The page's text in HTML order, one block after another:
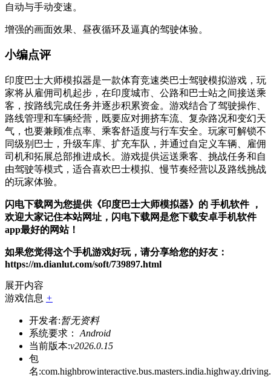
自动与手动变速。
增强的画面效果、昼夜循环及逼真的驾驶体验。
小编点评
印度巴士大师模拟器是一款体育竞速类巴士驾驶模拟游戏，玩
家将从雇佣司机起步，在印度城市、公路和巴士站之间接送乘
客，按路线完成任务并逐步积累资金。游戏结合了驾驶操作、
路线管理和车辆经营，既要应对拥挤车流、复杂路况和变幻天
气，也要兼顾准点率、乘客舒适度与行车安全。玩家可解锁不
同级别巴士，升级车库、扩充车队，并通过自定义车辆、雇佣
司机和拓展总部推进成长。游戏提供运送乘客、挑战任务和自
由驾驶等模式，适合喜欢巴士模拟、慢节奏经营以及路线挑战
的玩家体验。
闪电下载网为您提供《印度巴士大师模拟器》的 手机软件 ，
欢迎大家记住本站网址，闪电下载网是您下载安卓手机软件
app最好的网站！
如果您觉得这个手机游戏好玩，请分享给您的好友：
https://m.dianlut.com/soft/739897.html
展开内容
游戏信息 +
开发者:暂无资料
系统要求：
Android
当前版本:v2026.0.15
包
名: